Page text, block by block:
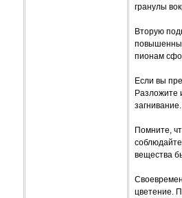
гранулы
Вторую
пионам
Если вы
Разложите
загнивание.
Помните,
вещества
цветение.